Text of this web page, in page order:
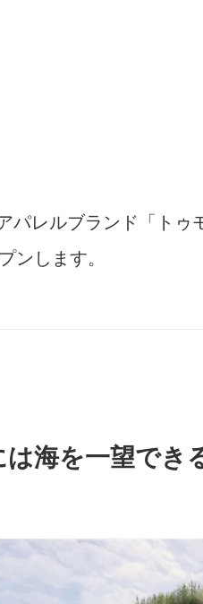
パレルブランド「ト
ンします。
は海を一望でき